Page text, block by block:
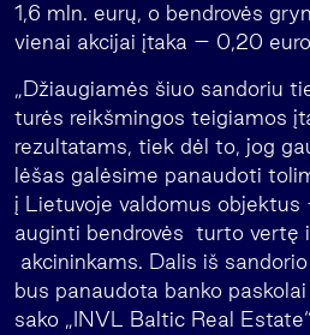
1,6 mln. eurų, o bendrovės
vienai akcijai įtaka – 0,20
„Džiaugiamės šiuo sandoriu
turės reikšmingos teigiamos
rezultatams, tiek dėl to, jog
lėšas galėsime panaudoti
į Lietuvoje valdomus
auginti bendrovės turto vertę
akcininkams. Dalis iš
bus panaudota banko
sako „INVL Baltic Real